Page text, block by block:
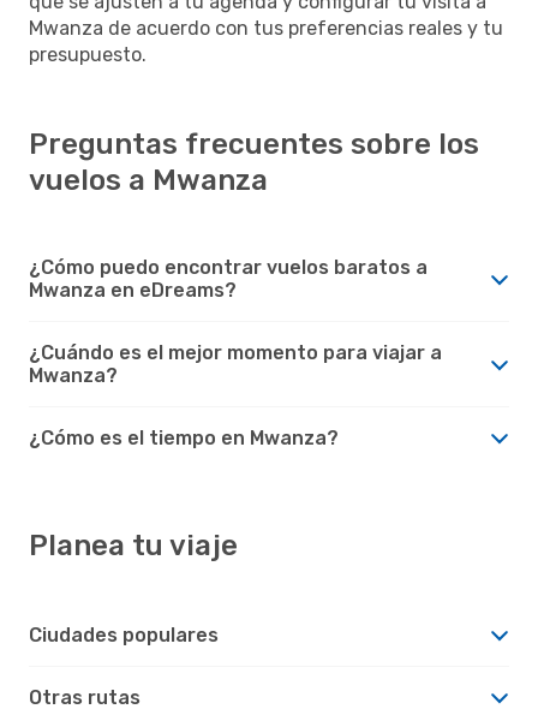
Mwanza de acuerdo con tus preferencias reales y tu
presupuesto.
Preguntas frecuentes sobre los
vuelos a Mwanza
¿Cómo puedo encontrar vuelos baratos a
Mwanza en eDreams?
¿Cuándo es el mejor momento para viajar a
Mwanza?
¿Cómo es el tiempo en Mwanza?
Planea tu viaje
Ciudades populares
Otras rutas